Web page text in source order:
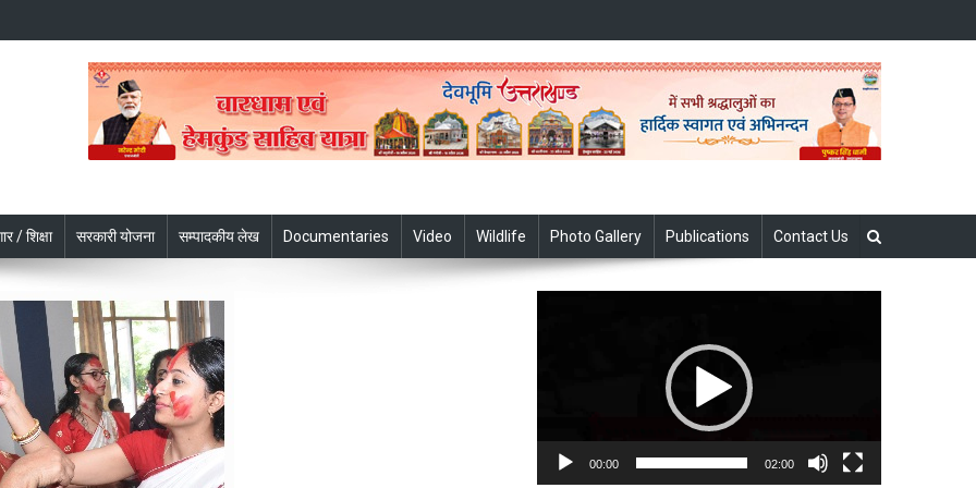
/ शिक्षा सरकारी योजना सम्पादकीय लेख Documentaries Video Wildlife Photo Gallery Publications Contact Us
00:00 02:00